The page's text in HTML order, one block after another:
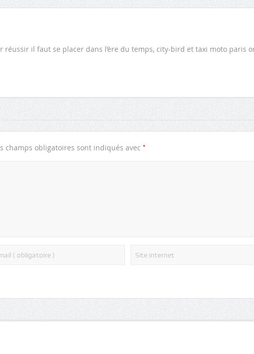
réussir il faut se placer dans l’ère du temps, city-bird et taxi moto paris
champs obligatoires sont indiqués avec *